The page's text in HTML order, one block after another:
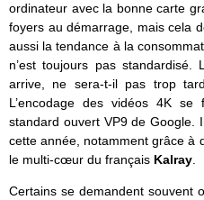
ordinateur avec la bonne carte
foyers au démarrage, mais cela
aussi la tendance à la
n’est toujours pas
arrive, ne sera-t-il pas trop
L’encodage des vidéos 4K
standard ouvert VP9 de Google.
cette année, notamment grâce à
le multi-cœur du français Kalray
Certains se demandent souvent